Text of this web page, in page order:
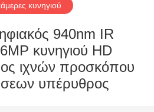
κυνηγιού
940nm IR
κυνηγιού HD
ιχνών προσκόπου
υπέρυθρος